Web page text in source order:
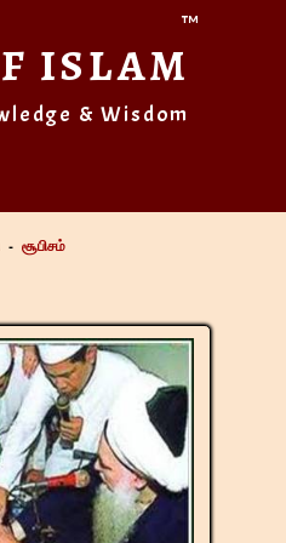
ISLAM
™
& Wisdom
- சூபிசம்